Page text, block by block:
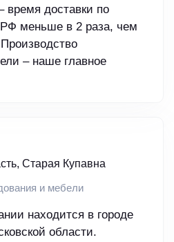
время доставки по
РФ меньше в 2 раза, чем
– наше главное
Старая Купавна
и мебели
находится в городе
области.